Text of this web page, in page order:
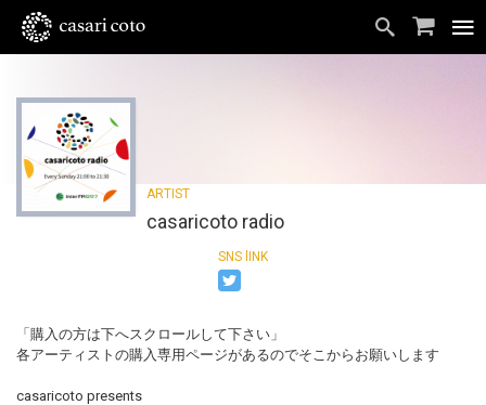
casaricoto radio
「購入の方は下へスクロールして下さい」
各アーティストの購入専用ページがあるのでそこからお願いします
casaricoto presents